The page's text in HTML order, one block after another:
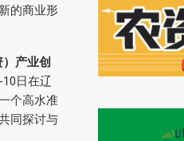
的商业形
产业创
日在辽
个高水准
同探讨与